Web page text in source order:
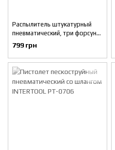
Распылитель штукатурный
пневматический, три форсунки
4;6;8мм, В/Б металлический,
6000мл, 3-6 атм INTERTOOL
PT-0401
799 грн